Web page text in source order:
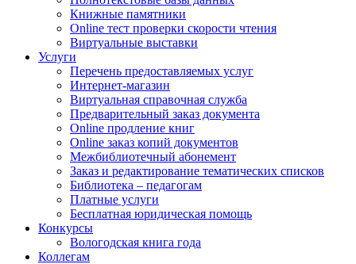
Книжные памятники
Online тест проверки скорости чтения
Виртуальные выставки
Услуги
Перечень предоставляемых услуг
Интернет-магазин
Виртуальная справочная служба
Предварительный заказ документа
Online продление книг
Online заказ копий документов
Межбиблиотечный абонемент
Заказ и редактирование тематических списков
Библиотека – педагогам
Платные услуги
Бесплатная юридическая помощь
Конкурсы
Вологодская книга года
Коллегам